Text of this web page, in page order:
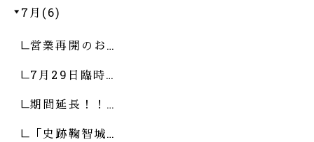
7月(6)
営業再開のお…
7月29日臨時…
期間延長！！…
「史跡鞠智城…